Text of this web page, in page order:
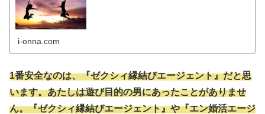
i-onna.com
1番安全なのは、『ゼクシィ縁結びエージェント』だと思
います。あたしは遊び目的の男にあったことがありませ
ん。『ゼクシィ縁結びエージェント』や『エン婚活エージ